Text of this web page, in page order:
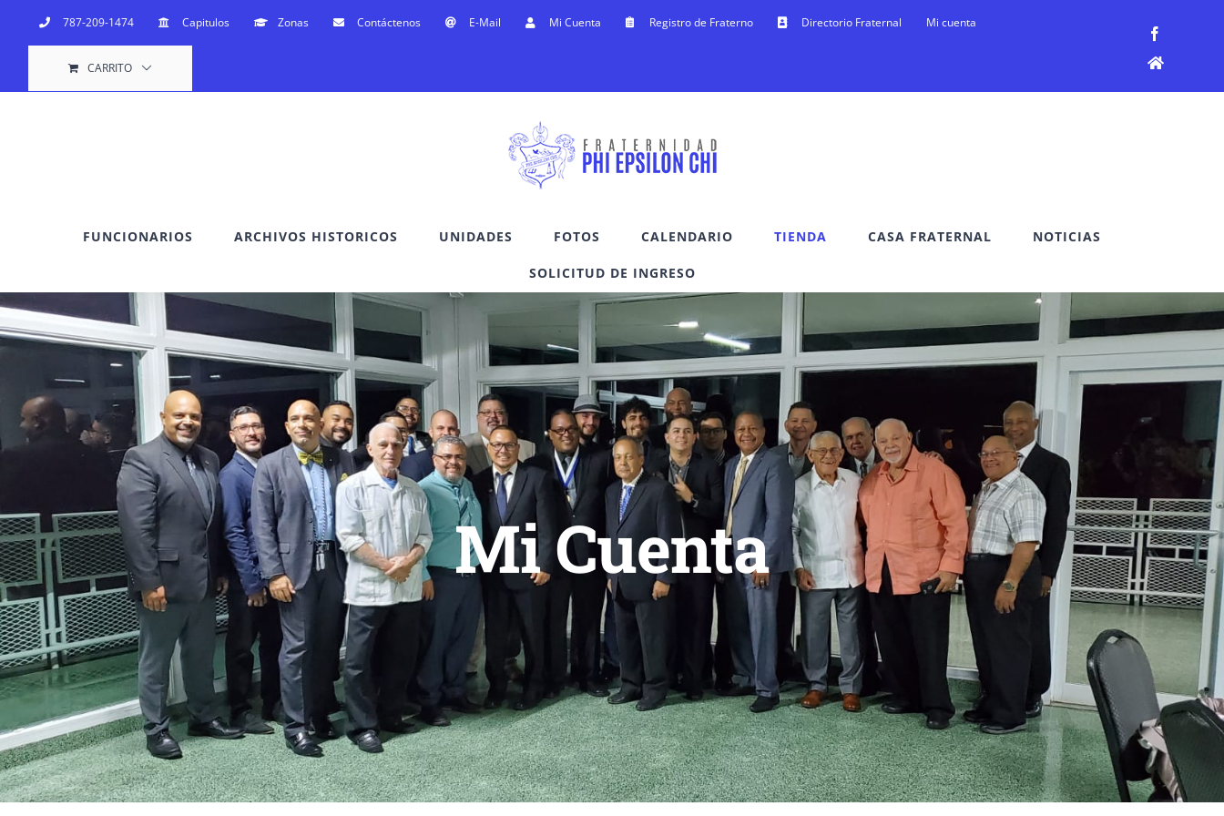
787-209-1474 Capitulos Zonas Contáctenos E-Mail Mi Cuenta Registro de Fraterno Directorio Fraternal Mi cuenta
CARRITO
Facebook
FUNCIONARIOS ARCHIVOS HISTORICOS UNIDADES FOTOS CALENDARIO TIENDA CASA FRATERNAL NOTICIAS
SOLICITUD DE INGRESO
Mi Cuenta